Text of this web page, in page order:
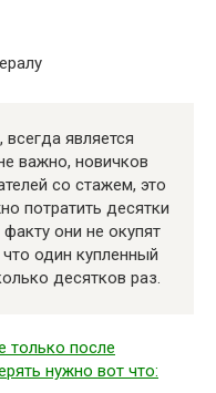
является
важно, новичков
со стажем, это
потратить десятки
они не окупят
один купленный
десятков раз.
только после
нужно вот что: